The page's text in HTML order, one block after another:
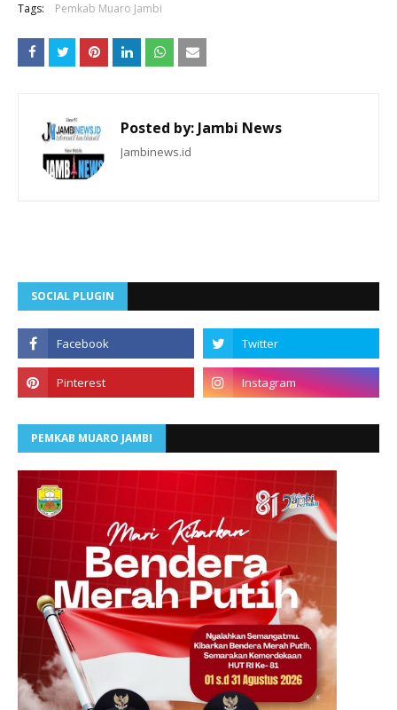
Tags: Pemkab Muaro Jambi
Posted by:Jambi News
Jambinews.id
SOCIAL PLUGIN
PEMKAB MUARO JAMBI